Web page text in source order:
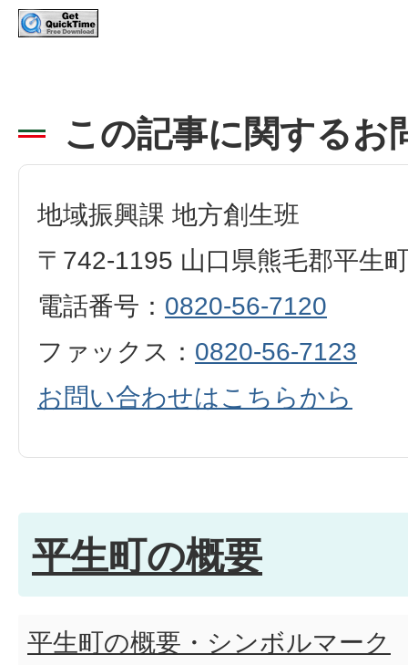
この記事に関するお
地域振興課 地方創生班
〒742-1195 山口県熊毛郡平生
電話番号： 0820-56-7120
ファックス： 0820-56-7123
お問い合わせはこちらから
平生町の概要
平生町の概要・シンボルマーク